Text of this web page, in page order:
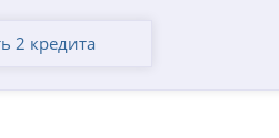
2 кредита